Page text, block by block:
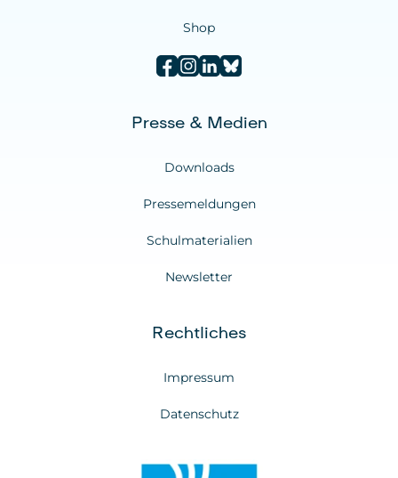
Shop
Presse & Medien
Downloads
Pressemeldungen
Schulmaterialien
Newsletter
Rechtliches
Impressum
Datenschutz